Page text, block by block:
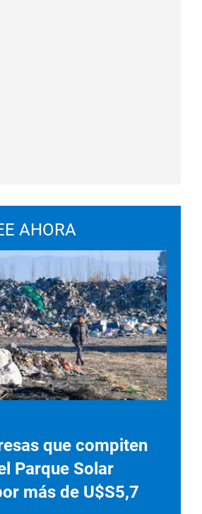
AHORA
que compiten
Parque Solar
más de U$S5,7